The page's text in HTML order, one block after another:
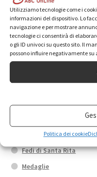
Utilizziamo tecnologie come i
informazioni del dispositivo. Lo
navigazione e per mostrare
tecnologie ci consentirà di
o gli ID univoci su questo sito. Il
possono influire negativamente
Politica dei cookie
Categorie prodotto
Anelli
Fedi di Santa Rita
Medaglie